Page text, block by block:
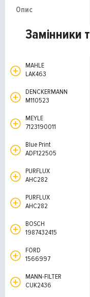
Опис
Замінники
MAHLE
LAK463
DENCKERMANN
M110523
MEYLE
7123190011
Blue Print
ADF122505
PURFLUX
AHC282
PURFLUX
AHC282
BOSCH
1987432415
FORD
1566997
MANN-FILTER
CUK2436